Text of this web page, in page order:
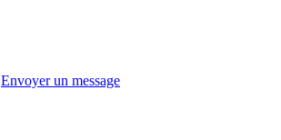
Envoyer un message